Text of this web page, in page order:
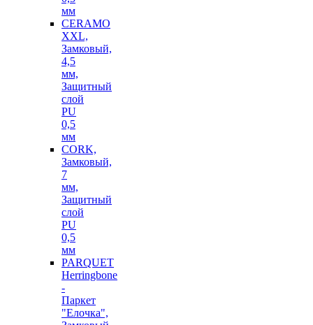
мм
CERAMO
XXL,
Замковый,
4,5
мм,
Защитный
слой
PU
0,5
мм
CORK,
Замковый,
7
мм,
Защитный
слой
PU
0,5
мм
PARQUET
Herringbone
-
Паркет
"Елочка",